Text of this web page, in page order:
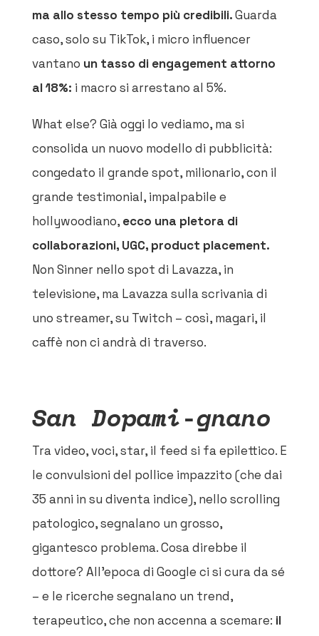
ma allo stesso tempo più credibili.Guarda
caso, solo su TikTok, i micro influencer
vantano un tasso di engagement attorno
al 18%: i macro si arrestano al 5%.
What else? Già oggi lo vediamo, ma si
consolida un nuovo modello di pubblicità:
congedato il grande spot, milionario, con il
grande testimonial, impalpabile e
hollywoodiano, ecco una pletora di
collaborazioni, UGC, product placement.
Non Sinner nello spot di Lavazza, in
televisione, ma Lavazza sulla scrivania di
uno streamer, su Twitch – così, magari, il
caffè non ci andrà di traverso.
San Dopami-gnano
Tra video, voci, star, il feed si fa epilettico. E
le convulsioni del pollice impazzito (che dai
35 anni in su diventa indice), nello scrolling
patologico, segnalano un grosso,
gigantesco problema. Cosa direbbe il
dottore? All’epoca di Google ci si cura da sé
– e le ricerche segnalano un trend,
terapeutico, che non accenna a scemare: il